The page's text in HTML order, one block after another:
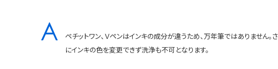
ペチットワン、Ｖペンはインキの成分が違うため、万年筆ではありません
にインキの色を変更できず洗浄も不可となります。